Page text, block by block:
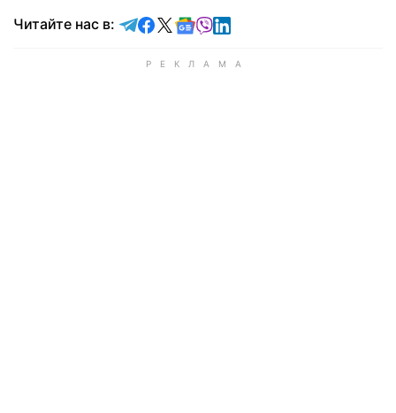
Читайте нас в: Читайте в Telegram
Читайте в Facebook
Читайте в X
Читайте в Google news
Читайте в Viber
Читайте в LinkedIn